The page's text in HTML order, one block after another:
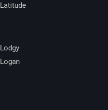
Latitude
Lodgy
Logan